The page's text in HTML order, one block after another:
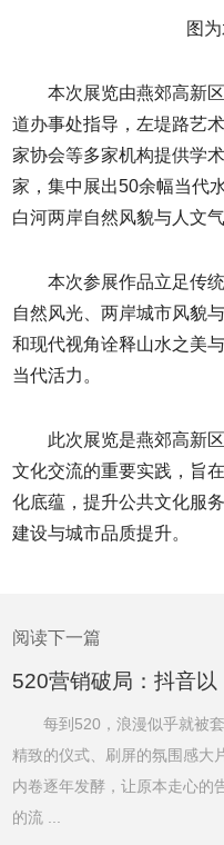
图
本次展览由燕郊高新区
道办事处指导，左堤路艺
家协会等多家机构提供学
家，集中展出50余幅当代
白河两岸自然风貌与人文气
本次参展作品立足传统
自然风光、两岸城市风貌
和现代视角诠释山水之美
当代活力。
此次展览是燕郊高新区
文化交流的重要实践，旨
化底蕴，提升公共文化服
建设与城市品质提升。
阅读下一篇
520营销破局：抖音
每到520，浪漫似乎就被套
精致的仪式、刷屏的氛围感大
内卷逐年发酵，让原本走心的
的流 ...